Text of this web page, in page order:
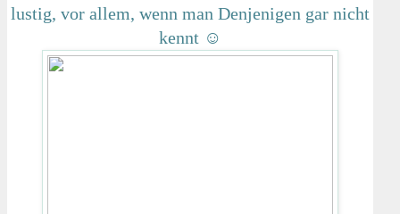
lustig, vor allem, wenn man Denjenigen gar nicht
kennt ☺